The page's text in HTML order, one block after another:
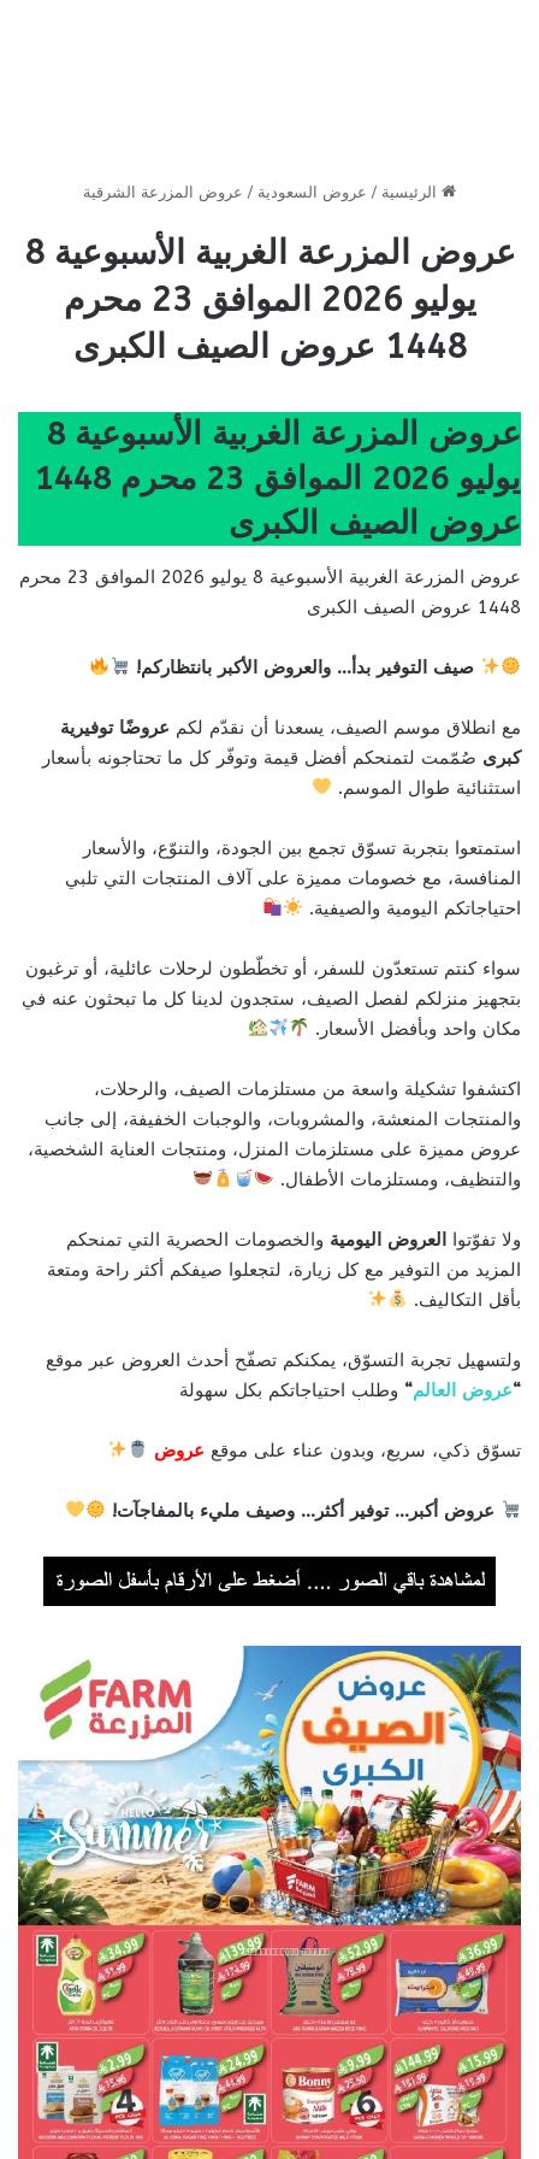
الرئيسية / عروض السعودية / عروض المزرعة الشرقية
عروض المزرعة الغربية الأسبوعية 8
يوليو 2026 الموافق 23 محرم
1448 عروض الصيف الكبرى
عروض المزرعة الغربية الأسبوعية 8
يوليو 2026 الموافق 23 محرم 1448
عروض الصيف الكبرى
عروض المزرعة الغربية الأسبوعية 8 يوليو 2026 الموافق 23 محرم
1448 عروض الصيف الكبرى
صيف التوفير بدأ… والعروض الأكبر بانتظاركم!
مع انطلاق موسم الصيف، يسعدنا أن نقدّم لكم عروضًا توفيرية
كبرى صُمّمت لتمنحكم أفضل قيمة وتوفّر كل ما تحتاجونه بأسعار
استثنائية طوال الموسم.
استمتعوا بتجربة تسوّق تجمع بين الجودة، والتنوّع، والأسعار
المنافسة، مع خصومات مميزة على آلاف المنتجات التي تلبي
احتياجاتكم اليومية والصيفية.
سواء كنتم تستعدّون للسفر، أو تخطّطون لرحلات عائلية، أو ترغبون
بتجهيز منزلكم لفصل الصيف، ستجدون لدينا كل ما تبحثون عنه في
مكان واحد وبأفضل الأسعار.
اكتشفوا تشكيلة واسعة من مستلزمات الصيف، والرحلات،
والمنتجات المنعشة، والمشروبات، والوجبات الخفيفة، إلى جانب
عروض مميزة على مستلزمات المنزل، ومنتجات العناية الشخصية،
والتنظيف، ومستلزمات الأطفال.
ولا تفوّتوا العروض اليومية والخصومات الحصرية التي تمنحكم
المزيد من التوفير مع كل زيارة، لتجعلوا صيفكم أكثر راحة ومتعة
بأقل التكاليف.
ولتسهيل تجربة التسوّق، يمكنكم تصفّح أحدث العروض عبر موقع
“عروض العالم“ وطلب احتياجاتكم بكل سهولة
تسوّق ذكي، سريع، وبدون عناء على موقع عروض
عروض أكبر… توفير أكثر… وصيف مليء بالمفاجآت!